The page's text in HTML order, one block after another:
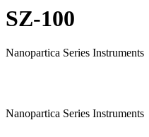
SZ-100
Nanopartica Series Instruments
Nanopartica Series Instruments